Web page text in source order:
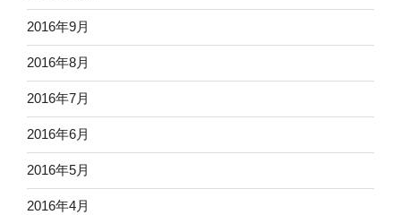
2016年9月
2016年8月
2016年7月
2016年6月
2016年5月
2016年4月